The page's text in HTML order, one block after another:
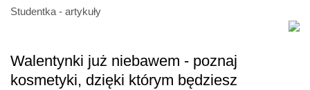
Studentka - artykuły
Walentynki już niebawem - poznaj
kosmetyki, dzięki którym będziesz